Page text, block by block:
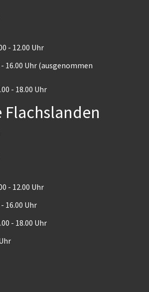
- 12.00 Uhr
16.00 Uhr (ausgenommen
- 18.00 Uhr
- 12.00 Uhr
16.00 Uhr
- 18.00 Uhr